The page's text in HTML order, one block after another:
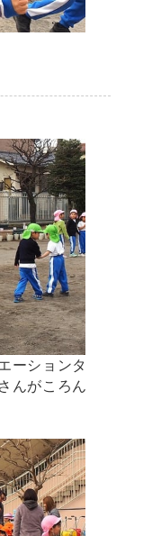
ーションタ
んがころん